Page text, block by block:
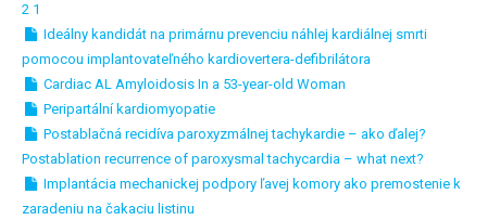
2 1
Ideálny kandidát na primárnu prevenciu náhlej kardiálnej smrti
pomocou implantovateľného kardiovertera-defibrilátora
Cardiac AL Amyloidosis In a 53-year-old Woman
Peripartální kardiomyopatie
Postablačná recidíva paroxyzmálnej tachykardie – ako ďalej?
Postablation recurrence of paroxysmal tachycardia – what next?
Implantácia mechanickej podpory ľavej komory ako premostenie k
zaradeniu na čakaciu listinu